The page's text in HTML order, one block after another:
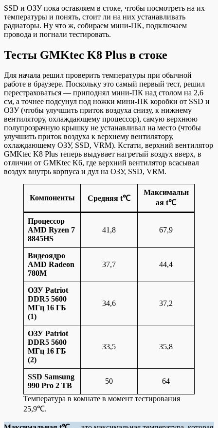
SSD и ОЗУ пока оставляем в стоке, чтобы посмотреть на их
температуры и понять, стоит ли на них устанавливать
радиаторы. Ну что ж, собираем мини-ПК, подключаем
провода и погнали тестировать.
Тесты GMKtec K8 Plus в стоке
Для начала решил проверить температуры при обычной
работе в браузере. Поскольку это самый первый тест, решил
перестраховаться — приподнял мини-ПК над столом на 2,6
см, а точнее подсунул под ножки мини-ПК коробки от SSD и
ОЗУ (чтобы улучшить приток воздуха снизу, к нижнему
вентилятору, охлаждающему процессор), самую верхнюю
полупрозрачную крышку не устанавливал на место (чтобы
улучшить приток воздуха к верхнему вентилятору,
охлаждающему ОЗУ, SSD, VRM). Кстати, верхний вентилятор
GMKtec K8 Plus теперь выдувает нагретый воздух вверх, в
отличии от GMKtec K6, где верхний вентилятор всасывал
воздух внутрь корпуса и дул на ОЗУ, SSD, VRM.
Компоненты Средняя t℃
Максимальн
ая t℃
Процессор
AMD Ryzen 7
8845HS
41,8 67,9
Видеоядро
AMD Radeon
780M
37,7 44,4
ОЗУ Patriot
DDR5 5600
МГц 16 ГБ
(1)
34,6 37,2
ОЗУ Patriot
DDR5 5600
МГц 16 ГБ
(2)
33,5 35,8
SSD Samsung
990 Pro 2 TB
50 64
Температура в комнате в момент тестирования
25,9℃.